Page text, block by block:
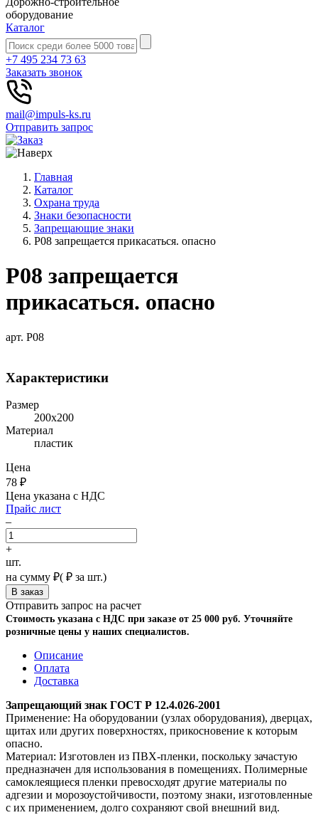
оборудование
Каталог
+7 495 234 73 63
Заказать звонок
mail@impuls-ks.ru
Отправить запрос
Главная
Каталог
Охрана труда
Знаки безопасности
Запрещающие знаки
P08 запрещается прикасаться. опасно
P08 запрещается
прикасаться. опасно
арт. P08
Характеристики
Размер
200х200
Материал
пластик
Цена
78 ₽
Цена указана с НДС
Прайс лист
–
+
шт.
на сумму ₽( ₽ за шт.)
Отправить запрос на расчет
Стоимость указана с НДС при заказе от 25 000 руб. Уточняйте
розничные цены у наших специалистов.
Описание
Оплата
Доставка
Запрещающий знак ГОСТ Р 12.4.026-2001
Применение: На оборудовании (узлах оборудования), дверцах,
щитах или других поверхностях, прикосновение к которым
опасно.
Материал: Изготовлен из ПВХ-пленки, поскольку зачастую
предназначен для использования в помещениях. Полимерные
самоклеящиеся пленки превосходят другие материалы по
адгезии и морозоустойчивости, поэтому знаки, изготовленные
с их применением, долго сохраняют свой внешний вид.